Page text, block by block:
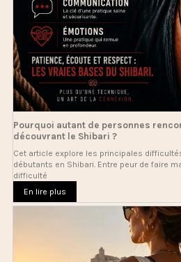
Pourquoi autant de personnes
découvrant le Shibari ?
Cet article explore les principales
débutants en Shibari. Entre peur de faire
difficulté
En lire plus